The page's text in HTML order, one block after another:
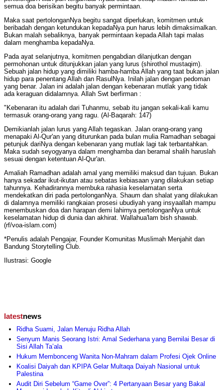
semua doa berisikan begitu banyak permintaan.
Maka saat pertolonganNya begitu sangat diperlukan, komitmen untuk
beribadah dengan ketundukan kepadaNya pun harus lebih dimaksimalkan.
Bukan malah sebaliknya, banyak permintaan kepada Allah tapi malas
dalam menghamba kepadaNya.
Pada ayat selanjutnya, komitmen pengabdian dilanjutkan dengan
permohonan untuk ditunjukkan jalan yang lurus (shirothol mustaqim).
Sebuah jalan hidup yang dimiliki hamba-hamba Allah yang taat bukan jalan
hidup para penentang Allah dan RasulNya. Inilah jalan dengan pedoman
yang benar. Jalan ini adalah jalan dengan kebenaran mutlak yang tidak
ada keraguan didalamnya. Allah Swt berfirman :
"Kebenaran itu adalah dari Tuhanmu, sebab itu jangan sekali-kali kamu
termasuk orang-orang yang ragu. (Al-Baqarah: 147)
Demikianlah jalan lurus yang Allah tegaskan. Jalan orang-orang yang
menapaki Al-Qur'an yang diturunkan pada bulan mulia Ramadhan sebagai
petunjuk dariNya dengan kebenaran yang mutlak lagi tak terbantahkan.
Maka sudah seyogyanya dalam menghamba dan beramal shalih haruslah
sesuai dengan ketentuan Al-Qur'an.
Amaliah Ramadhan adalah amal yang memiliki maksud dan tujuan. Bukan
hanya sekadar ikut-ikutan atau sebatas kebiasaan yang dilakukan setiap
tahunnya. Kehadirannya membuka rahasia keselamatan serta
mendekatkan diri pada pertolonganNya. Shaum dan shalat yang dilakukan
di dalamnya memiliki rangkaian prosesi ubudiyah yang insyaallah mampu
menembuskan doa dan harapan demi lahirnya pertolonganNya untuk
keselamatan hidup di dunia dan akhirat. Wallahua'lam bish shawab.
(rf/voa-islam.com)
*Penulis adalah Pengajar, Founder Komunitas Muslimah Menjahit dan
Bandung Storytelling Club.
Ilustrasi: Google
latestnews
Ridha Suami, Jalan Menuju Ridha Allah
Senyum Manis Seorang Istri: Amal Sederhana yang Bernilai Besar di
Sisi Allah Ta’ala
Hukum Membonceng Wanita Non-Mahram dalam Profesi Ojek Online
Koalisi Daiyah dan KPIPA Gelar Multaqa Daiyah Nasional untuk
Palestina
Audit Diri Sebelum “Game Over”: 4 Pertanyaan Besar yang Bakal